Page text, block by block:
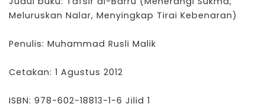
Meluruskan Nalar, Menyingkap Tirai Kebenaran)
Penulis: Muhammad Rusli Malik
Cetakan: 1 Agustus 2012
ISBN: 978-602-18813-1-6 Jilid 1